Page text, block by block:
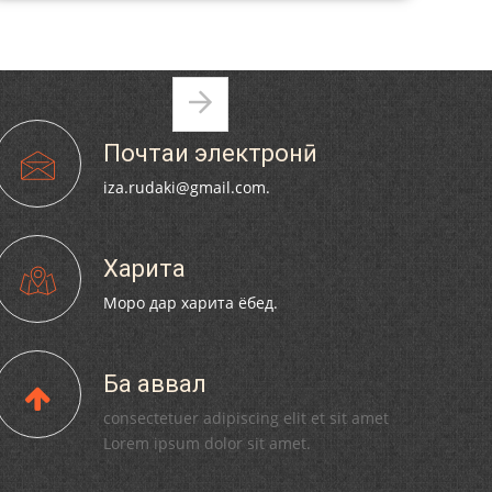
МИРЗО ТУРСУНЗОДА ТАРЧУМАИ
ХОЛ/MIRZO TURSUNZODA BIOGRAFIYA
Сайри осорхона - Мирзо Турсунзода
Страницы
Почтаи электронӣ
iza.rudaki@gmail.com.
Харита
Моро дар харита ёбед.
Ба аввал
consectetuer adipiscing elit et sit amet
Lorem ipsum dolor sit amet.